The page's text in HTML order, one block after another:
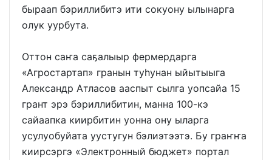
быраап бэриллибитэ ити сокуону ылынарга
олук уурбута.
Оттон саҥа саҕалыыр фермердарга
«Агростартап» гранын туһунан ыйытыыга
Александр Атласов ааспыт сылга уопсайа 15
грант эрэ бэриллибитин, манна 100-кэ
сайаапка киирбитин уонна ону ыларга
усулуобуйата уустугун бэлиэтээтэ. Бу граҥҥа
киирсэргэ «Электронный бюджет» портал